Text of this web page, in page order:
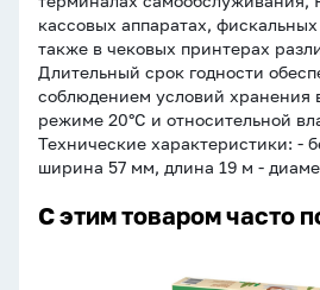
кассовых аппаратах,
также в чековых принтерах
Длительный срок годности
соблюдением условий хранения
режиме 20°C и относительной
Технические характеристики: -
ширина 57 мм, длина 19 м -
С этим товаром часто